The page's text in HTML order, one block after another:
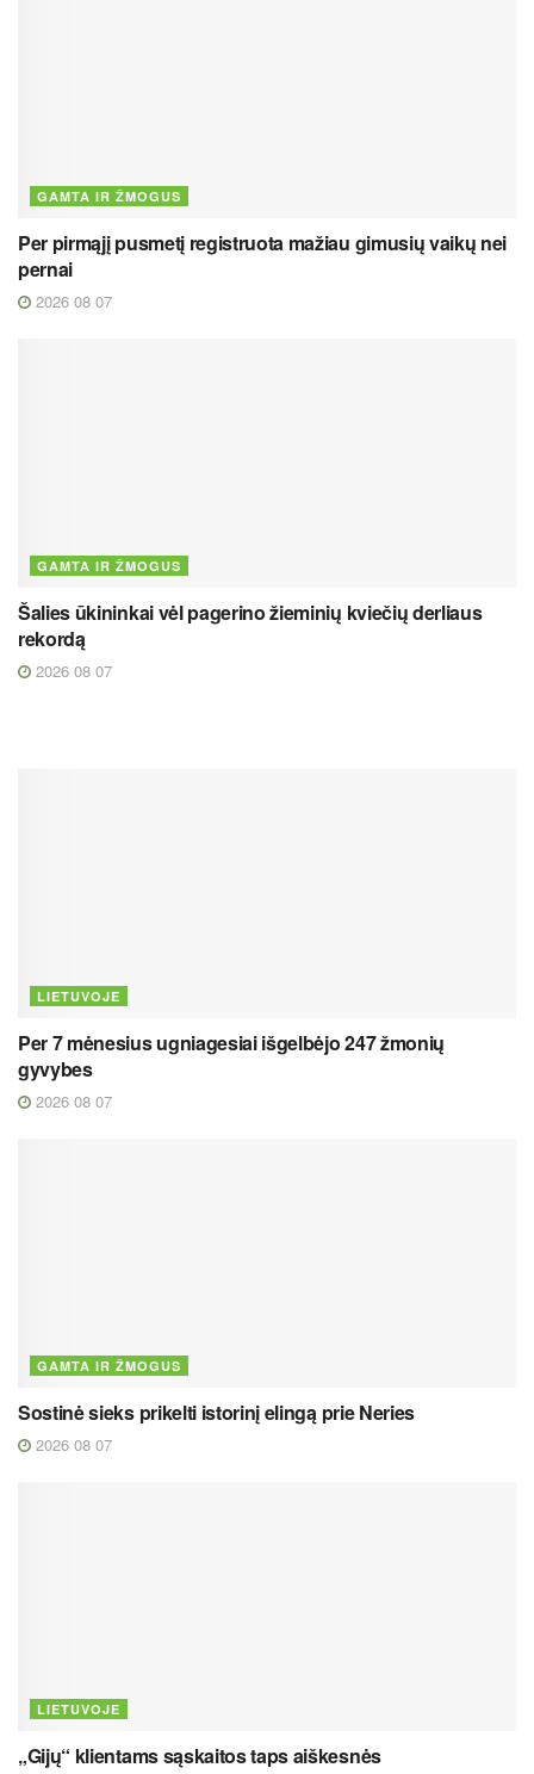
GAMTA IR ŽMOGUS
Per pirmąjį pusmetį registruota mažiau gimusių vaikų nei
pernai
2026 08 07
GAMTA IR ŽMOGUS
Šalies ūkininkai vėl pagerino žieminių kviečių derliaus
rekordą
2026 08 07
LIETUVOJE
Per 7 mėnesius ugniagesiai išgelbėjo 247 žmonių
gyvybes
2026 08 07
GAMTA IR ŽMOGUS
Sostinė sieks prikelti istorinį elingą prie Neries
2026 08 07
LIETUVOJE
„Gijų“ klientams sąskaitos taps aiškesnės